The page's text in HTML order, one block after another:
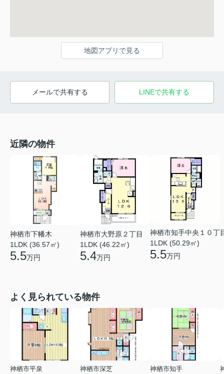
地図アプリで見る
メールで共有する LINEで共有する
近隣の物件
神栖市下幡木
1LDK (36.57㎡)
5.5万円
神栖市大野原２丁目
1LDK (46.22㎡)
5.4万円
神栖市知手中央１０丁
1LDK (50.29㎡)
5.5万円
よく見られている物件
神栖市平泉
神栖市深芝
神栖市知手